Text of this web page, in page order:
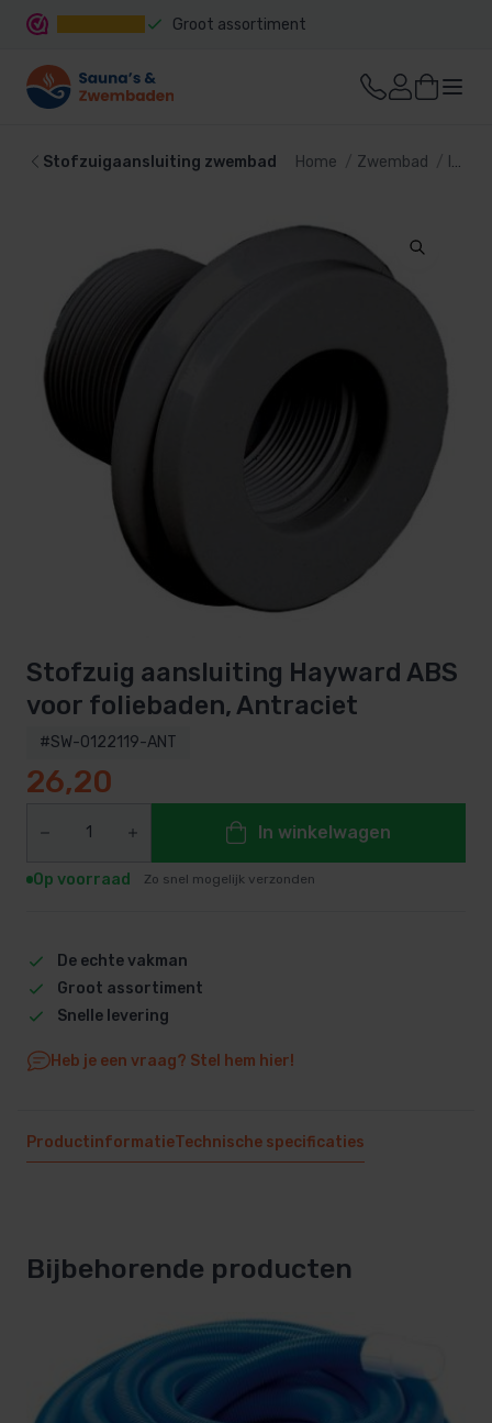
Groot assortiment
Stofzuigaansluiting zwembad Home Zwembad
Stofzuig aansluiting Hayward ABS
voor foliebaden, Antraciet
#SW-0122119-ANT
26,20
In winkelwagen
Op voorraad Zo snel mogelijk verzonden
De echte vakman
Groot assortiment
Snelle levering
Heb je een vraag? Stel hem hier!
ProductinformatieTechnische specificaties
Bijbehorende producten